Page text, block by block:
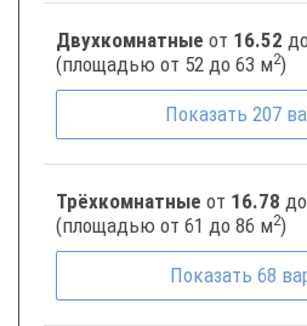
Двухкомнатные от 16.52
(площадью от 52 до 63 м2)
Показать 207
Трёхкомнатные от 16.78 до
(площадью от 61 до 86 м2)
Показать 68